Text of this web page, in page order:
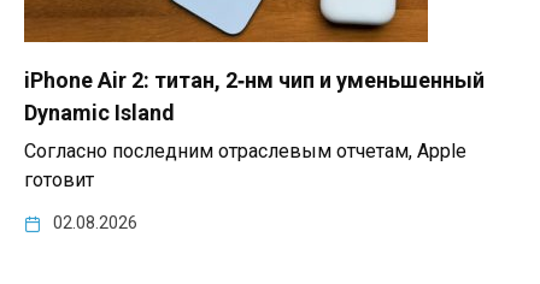
iPhone Air 2: титан, 2‑нм чип и уменьшенный
Dynamic Island
Согласно последним отраслевым отчетам, Apple
готовит
02.08.2026